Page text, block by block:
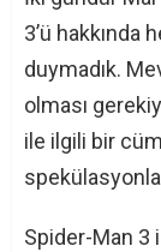
3’ü
duymadık.
olması
ile ilgili bir
Spider-Man 3